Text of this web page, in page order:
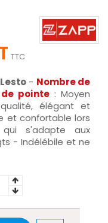
TTC
- Nombre de
pointe : Moyen
élégant et
et confortable lors
s'adapte aux
- Indélébile et ne